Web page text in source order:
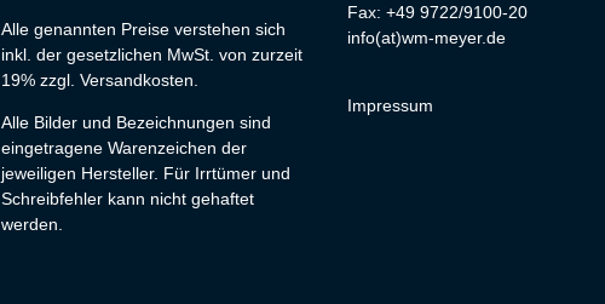
Alle genannten Preise verstehen sich
inkl. der gesetzlichen MwSt. von zurzeit
19% zzgl. Versandkosten
Alle Bilder und Bezeichnungen sind
eingetragene Warenzeichen der
jeweiligen Hersteller. Für Irrtümer und
Schreibfehler kann nicht gehaftet
werden.
Fax: +49 9722/9100-20
info(at)wm-meyer.de
Impressum